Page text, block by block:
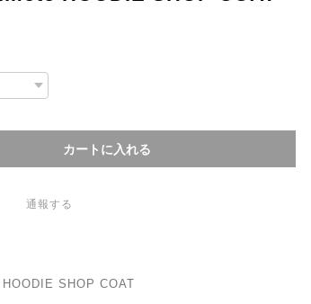
通報する
SHOP COAT